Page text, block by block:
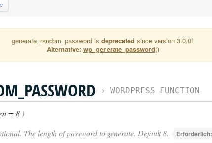
generate_random_password is deprecated since version 3.0.0!
Alternative: wp_generate_password()
› WORDPRESS FUNCTION
= 8 )
The length of password to generate. Default 8. Erforderlich: